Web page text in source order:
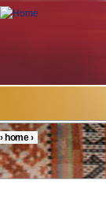
Skip to main content
You are here
›home›